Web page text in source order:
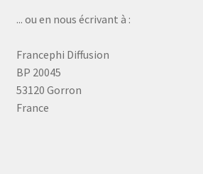
... ou en nous écrivant à :
Francephi Diffusion
BP 20045
53120 Gorron
France